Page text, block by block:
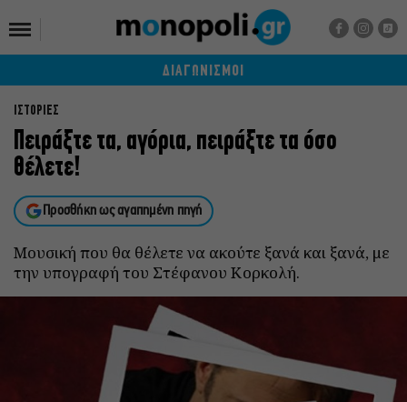
ΔΙΑΓΩΝΙΣΜΟΙ
ΙΣΤΟΡΙΕΣ
Πειράξτε τα, αγόρια, πειράξτε τα όσο
θέλετε!
Προσθήκη ως αγαπημένη πηγή
Μουσική που θα θέλετε να ακούτε ξανά και ξανά, με
την υπογραφή του Στέφανου Κορκολή.